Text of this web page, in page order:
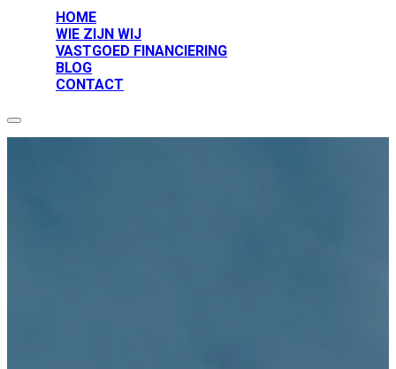
HOME
WIE ZIJN WIJ
VASTGOED FINANCIERING
BLOG
CONTACT